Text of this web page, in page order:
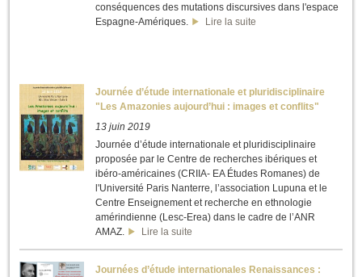
conséquences des mutations discursives dans l'espace
Espagne-Amériques.
Lire la suite
Journée d’étude internationale et pluridisciplinaire
"Les Amazonies aujourd’hui : images et conflits"
13 juin 2019
Journée d’étude internationale et pluridisciplinaire
proposée par le Centre de recherches ibériques et
ibéro-américaines (CRIIA- EA Études Romanes) de
l'Université Paris Nanterre, l’association Lupuna et le
Centre Enseignement et recherche en ethnologie
amérindienne (Lesc-Erea) dans le cadre de l’ANR
AMAZ.
Lire la suite
Journées d’étude internationales Renaissances :